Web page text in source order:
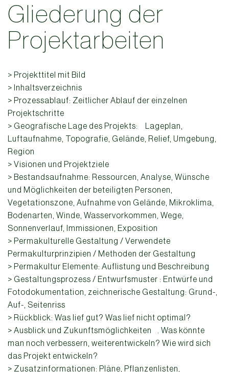
Gliederung der
Projektarbeiten
> Projekttitel mit Bild
> Inhaltsverzeichnis
> Prozessablauf: Zeitlicher Ablauf der einzelnen
Projektschritte
> Geografische Lage des Projekts: Lageplan,
Luftaufnahme, Topografie, Gelände, Relief, Umgebung,
Region
> Visionen und Projektziele
> Bestandsaufnahme: Ressourcen, Analyse, Wünsche
und Möglichkeiten der beteiligten Personen,
Vegetationszone, Aufnahme von Gelände, Mikroklima,
Bodenarten, Winde, Wasservorkommen, Wege,
Sonnenverlauf, Immissionen, Exposition
> Permakulturelle Gestaltung / Verwendete
Permakulturprinzipien / Methoden der Gestaltung
> Permakultur Elemente: Auflistung und Beschreibung
> Gestaltungsprozess / Entwurfsmuster : Entwürfe und
Fotodokumentation, zeichnerische Gestaltung: Grund-,
Auf-, Seitenriss
> Rückblick: Was lief gut? Was lief nicht optimal?
> Ausblick und Zukunftsmöglichkeiten . Was könnte
man noch verbessern, weiterentwickeln? Wie wird sich
das Projekt entwickeln?
> Zusatzinformationen: Pläne, Pflanzenlisten,